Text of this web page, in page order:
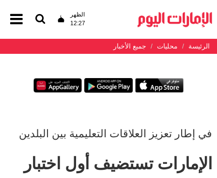
الظهر
12:27
الرئيسة محليات جميع الأخبار
في إطار تعزيز العلاقات التعليمية بين البلدين
الإمارات تستضيف أول اختبار